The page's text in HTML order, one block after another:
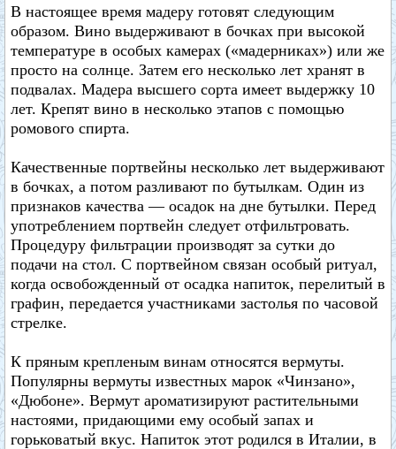
В настоящее время мадеру готовят следующим
образом. Вино выдерживают в бочках при высокой
температуре в особых камерах («мадерниках») или же
просто на солнце. Затем его несколько лет хранят в
подвалах. Мадера высшего сорта имеет выдержку 10
лет. Крепят вино в несколько этапов с помощью
ромового спирта.
Качественные портвейны несколько лет выдерживают
в бочках, а потом разливают по бутылкам. Один из
признаков качества — осадок на дне бутылки. Перед
употреблением портвейн следует отфильтровать.
Процедуру фильтрации производят за сутки до
подачи на стол. С портвейном связан особый ритуал,
когда освобожденный от осадка напиток, перелитый в
графин, передается участниками застолья по часовой
стрелке.
К пряным крепленым винам относятся вермуты.
Популярны вермуты известных марок «Чинзано»,
«Дюбоне». Вермут ароматизируют растительными
настоями, придающими ему особый запах и
горьковатый вкус. Напиток этот родился в Италии, в